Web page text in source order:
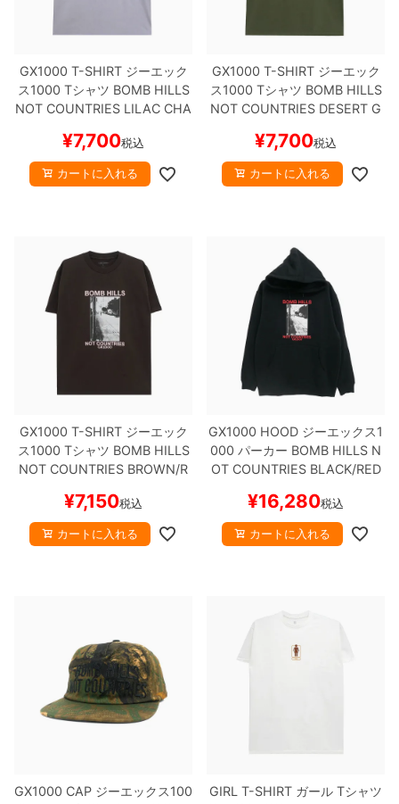
GX1000 T-SHIRTジーエック
ス1000 Tシャツ BOMB HILLS
NOT COUNTRIES LILAC CHA
¥7,700税込
カートに入れる
GX1000 T-SHIRTジーエック
ス1000 Tシャツ BOMB HILLS
NOT COUNTRIES DESERT G
スケボー
¥7,700税込
カートに入れる
GX1000 T-SHIRTジーエック
ス1000 Tシャツ BOMB HILLS
NOT COUNTRIES BROWN/R
¥7,150税込
カートに入れる
GX1000 HOOD ジーエックス1
000 パーカー BOMB HILLS N
OT COUNTRIESBLACK/RED
¥16,280税込
カートに入れる
GX1000 CAP ジーエックス100
GIRL T-SHIRT ガール Tシャツ